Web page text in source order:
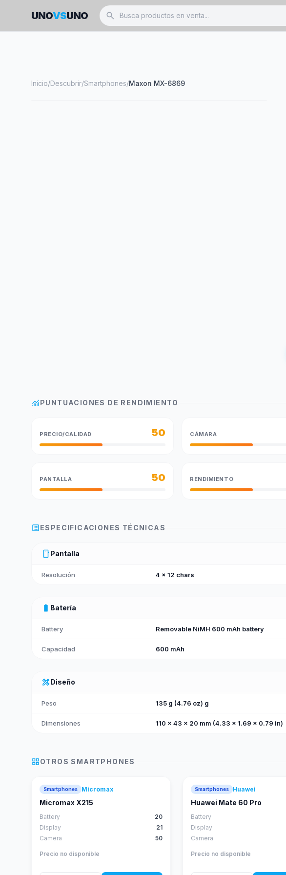
UNOVSUNO search
Inicio/Descubrir/Smartphones/Maxon MX-6869
monitoringPUNTUACIONES DE RENDIMIENTO
PRECIO/CALIDAD 50 CÁMARA
PANTALLA 50 RENDIMIENTO
list_altESPECIFICACIONES TÉCNICAS
smartphone Pantalla
Resolución 4 x 12 chars
battery_full Batería
Battery Removable NiMH 600 mAh battery
Capacidad 600 mAh
design_servicesDiseño
Peso 135 g (4.76 oz) g
Dimensiones 110 x 43 x 20 mm (4.33 x 1.69 x 0.79 in)
grid_viewOTROSSMARTPHONES
Smartphones Micromax
Micromax X215
Battery
20
Display
21
Camera
50
Precio no disponible
Smartphones Huawei
Huawei Mate 60 Pro
Battery
Display
Camera
Precio no disponible